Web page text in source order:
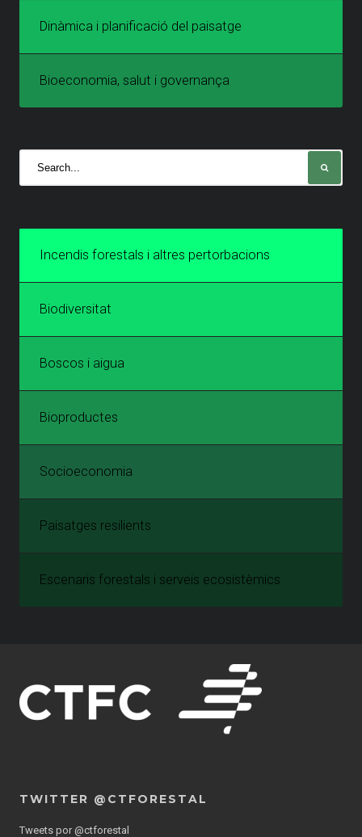
Dinàmica i planificació del paisatge
Bioeconomia, salut i governança
Incendis forestals i altres pertorbacions
Biodiversitat
Boscos i aigua
Bioproductes
Socioeconomia
Paisatges resilients
Escenaris forestals i serveis ecosistèmics
TWITTER @CTFORESTAL
Tweets por @ctforestal